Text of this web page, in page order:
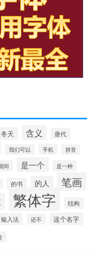
冬天 含义 唐代
我们可以 手机 拼音
间 是一个 是一种
的书 的人 笔画
繁体字 结构
输入法 还不 这个名字